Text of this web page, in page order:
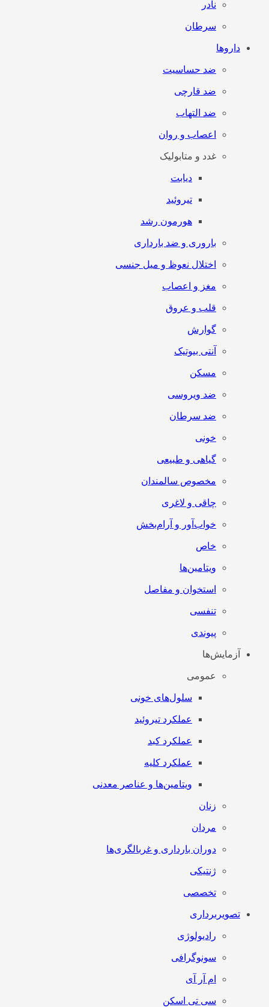
نادر
سرطان
داروها
ضد حساسیت
ضد قارچی
ضد التهاب
اعصاب و روان
غدد و متابولیک
دیابت
تیروئید
هورمون رشد
باروری و ضد بارداری
اختلال نعوظ و میل جنسی
مغز و اعصاب
قلب و عروق
گوارش
آنتی‌ بیوتیک
مسکن
ضد ویروسی
ضد سرطان
خونی
گیاهی و طبیعی
مخصوص سالمندان
چاقی و لاغری
خواب‌آور و آرام‌بخش
خاص
ویتامین‌ها
استخوان و مفاصل
تنفسی
پیوندی
آزمایش‌ها
عمومی
سلول‌های خونی
عملکرد تیروئید
عملکرد کبد
عملکرد کلیه
ویتامین‌ها و عناصر معدنی
زنان
مردان
دوران بارداری و غربالگری‌ها
ژنتیکی
تخصصی
تصویربرداری
رادیولوژی
سونوگرافی
ام آر آی
سی تی اسکن